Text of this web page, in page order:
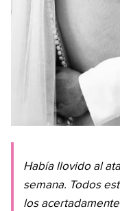
Había llovido al
semana. Todos
los acertadamente